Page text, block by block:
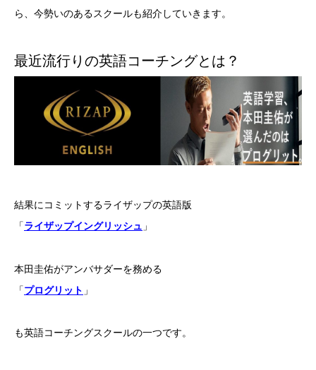
ら、今勢いのあるスクールも紹介していきます。
最近流行りの英語コーチングとは？
結果にコミットするライザップの英語版
「ライザップイングリッシュ 」
本田圭佑がアンバサダーを務める
「プログリット 」
も英語コーチングスクールの一つです。